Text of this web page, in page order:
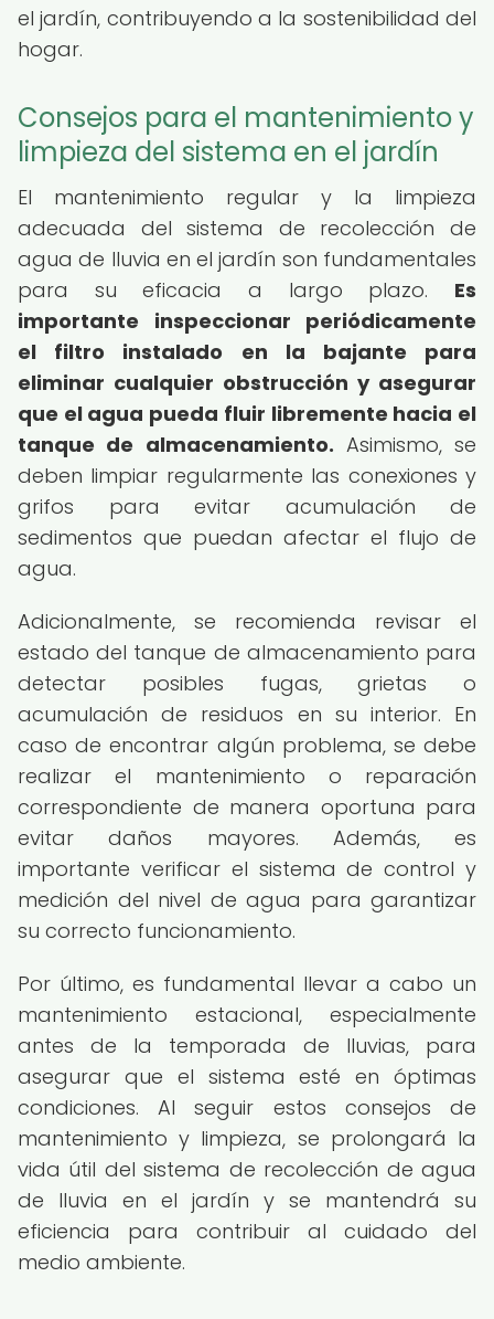
el jardín, contribuyendo a la sostenibilidad del
hogar.
Consejos para el mantenimiento y
limpieza del sistema en el jardín
El mantenimiento regular y la limpieza
adecuada del sistema de recolección de
agua de lluvia en el jardín son fundamentales
para su eficacia a largo plazo. Es
importante inspeccionar periódicamente
el filtro instalado en la bajante para
eliminar cualquier obstrucción y asegurar
que el agua pueda fluir libremente hacia el
tanque de almacenamiento. Asimismo, se
deben limpiar regularmente las conexiones y
grifos para evitar acumulación de
sedimentos que puedan afectar el flujo de
agua.
Adicionalmente, se recomienda revisar el
estado del tanque de almacenamiento para
detectar posibles fugas, grietas o
acumulación de residuos en su interior. En
caso de encontrar algún problema, se debe
realizar el mantenimiento o reparación
correspondiente de manera oportuna para
evitar daños mayores. Además, es
importante verificar el sistema de control y
medición del nivel de agua para garantizar
su correcto funcionamiento.
Por último, es fundamental llevar a cabo un
mantenimiento estacional, especialmente
antes de la temporada de lluvias, para
asegurar que el sistema esté en óptimas
condiciones. Al seguir estos consejos de
mantenimiento y limpieza, se prolongará la
vida útil del sistema de recolección de agua
de lluvia en el jardín y se mantendrá su
eficiencia para contribuir al cuidado del
medio ambiente.